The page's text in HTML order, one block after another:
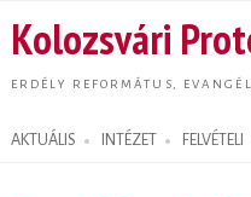
Kolozsvári
ERDÉLY REFORMÁTUS,
AKTUÁLIS INTÉZET FELVÉTELI
Search form